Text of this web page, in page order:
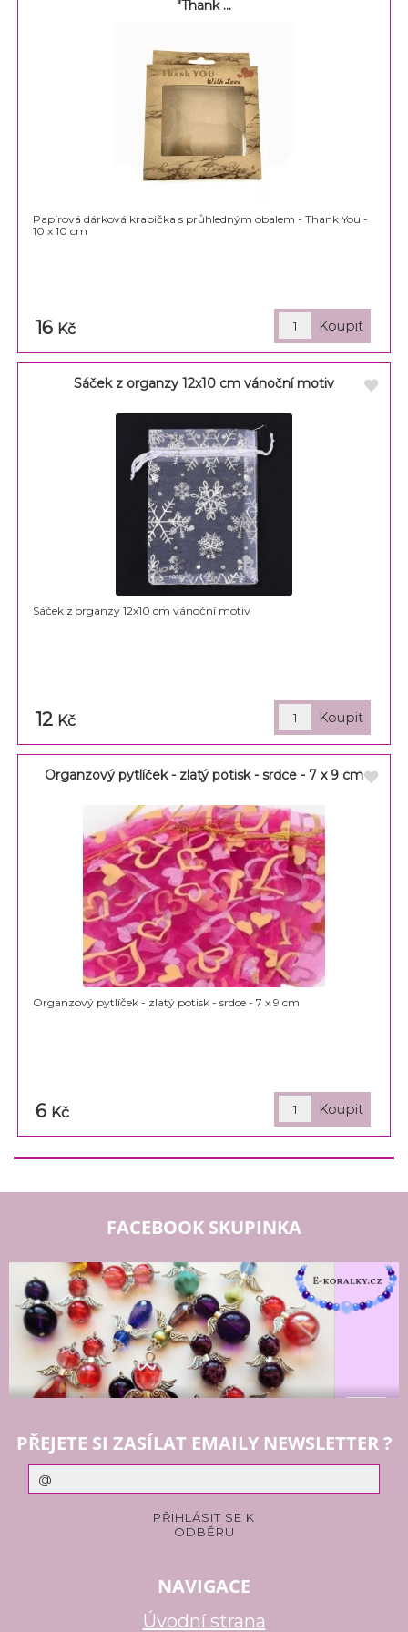
"Thank ...
Papírová dárková krabička s průhledným obalem - Thank You -
10 x 10 cm
16 Kč
Sáček z organzy 12x10 cm vánoční motiv
Sáček z organzy 12x10 cm vánoční motiv
12 Kč
Organzový pytlíček - zlatý potisk - srdce - 7 x 9 cm
Organzový pytlíček - zlatý potisk - srdce - 7 x 9 cm
6 Kč
FACEBOOK SKUPINKA
PŘEJETE SI ZASÍLAT EMAILY NEWSLETTER ?
NAVIGACE
Úvodní strana